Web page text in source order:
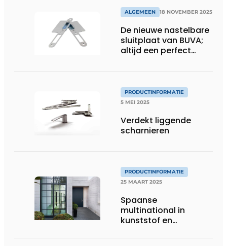
ALGEMEEN 18 NOVEMBER 2025
De nieuwe nastelbare
sluitplaat van BUVA;
altijd een perfect
PRODUCTINFORMATIE
5 MEI 2025
Verdekt liggende
scharnieren
PRODUCTINFORMATIE
25 MAART 2025
Spaanse
multinational in
kunststof en